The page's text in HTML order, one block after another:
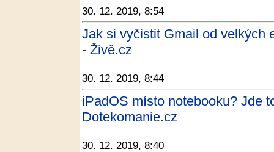
30. 12. 2019, 8:54
Jak si vyčistit Gmail od velkých
- Živě.cz
30. 12. 2019, 8:44
iPadOS místo notebooku? Jde
Dotekomanie.cz
30. 12. 2019, 8:40